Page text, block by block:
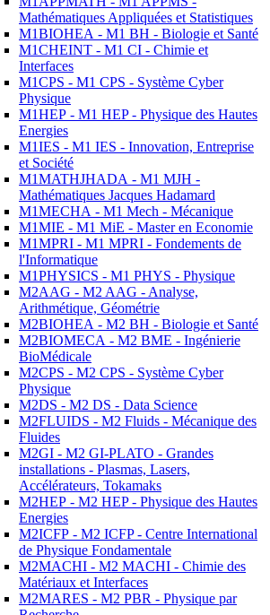
Mathématiques Appliquées et Statistiques
M1BIOHEA - M1 BH - Biologie et Santé
M1CHEINT - M1 CI - Chimie et
Interfaces
M1CPS - M1 CPS - Système Cyber
Physique
M1HEP - M1 HEP - Physique des Hautes
Energies
M1IES - M1 IES - Innovation, Entreprise
et Société
M1MATHJHADA - M1 MJH -
Mathématiques Jacques Hadamard
M1MECHA - M1 Mech - Mécanique
M1MIE - M1 MiE - Master en Economie
M1MPRI - M1 MPRI - Fondements de
l'Informatique
M1PHYSICS - M1 PHYS - Physique
M2AAG - M2 AAG - Analyse,
Arithmétique, Géométrie
M2BIOHEA - M2 BH - Biologie et Santé
M2BIOMECA - M2 BME - Ingénierie
BioMédicale
M2CPS - M2 CPS - Système Cyber
Physique
M2DS - M2 DS - Data Science
M2FLUIDS - M2 Fluids - Mécanique des
Fluides
M2GI - M2 GI-PLATO - Grandes
installations - Plasmas, Lasers,
Accélérateurs, Tokamaks
M2HEP - M2 HEP - Physique des Hautes
Energies
M2ICFP - M2 ICFP - Centre International
de Physique Fondamentale
M2MACHI - M2 MACHI - Chimie des
Matériaux et Interfaces
M2MARES - M2 PBR - Physique par